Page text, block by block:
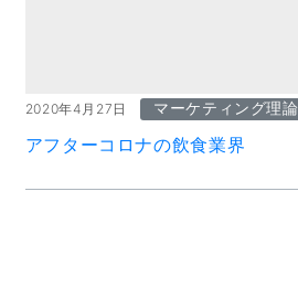
2020年4月27日 マーケティング理論
アフターコロナの飲食業界